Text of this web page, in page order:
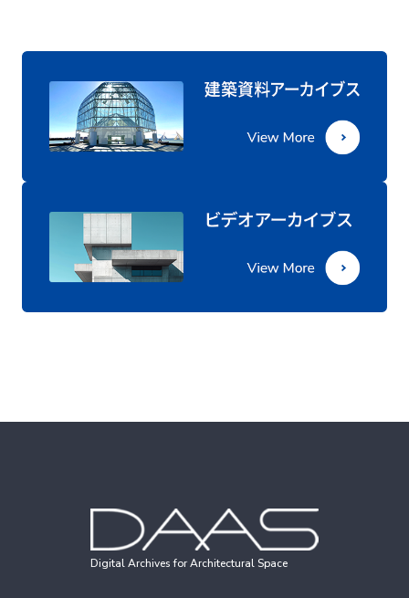
Digital Archives for Architectural Space